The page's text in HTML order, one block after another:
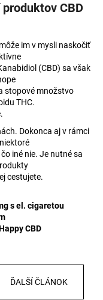
CBD
im v mysli naskočiť
(CBD) sa však
stopové množstvo
THC.
Dokonca aj v rámci
iné nie. Je nutné sa
cestujete.
s el. cigaretou
CBD
ĎALŠÍ ČLÁNOK